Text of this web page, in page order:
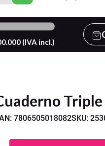
(IVA incl.)
: 7806505018082SKU: